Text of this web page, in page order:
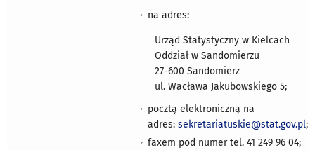
na adres:
Urząd Statystyczny w Kielcach
Oddział w Sandomierzu
27-600 Sandomierz
ul. Wacława Jakubowskiego 5;
pocztą elektroniczną na
adres:sekretariatuskie@stat.gov.pl;
faxem pod numer tel. 41 249 96 04;